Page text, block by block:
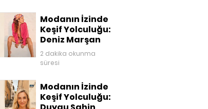
Modanın İzinde
Keşif Yolculuğu:
Deniz Marşan
2 dakika okunma
süresi
Modanın İzinde
Keşif Yolculuğu: